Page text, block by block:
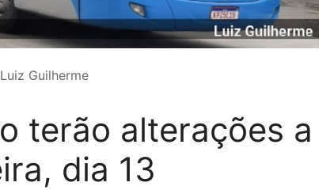
Guilherme
terão alterações a
dia 13